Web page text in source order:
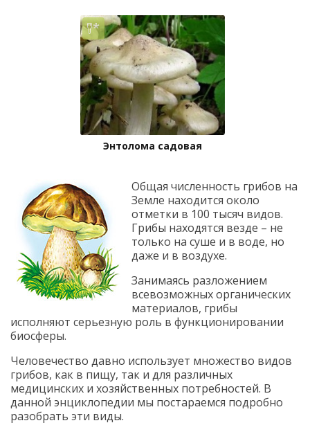
Энтолома садовая
Общая численность грибов на
Земле находится около
отметки в 100 тысяч видов.
Грибы находятся везде – не
только на суше и в воде, но
даже и в воздухе.
Занимаясь разложением
всевозможных органических
материалов, грибы
исполняют серьезную роль в функционировании
биосферы.
Человечество давно использует множество видов
грибов, как в пищу, так и для различных
медицинских и хозяйственных потребностей. В
данной энциклопедии мы постараемся подробно
разобрать эти виды.